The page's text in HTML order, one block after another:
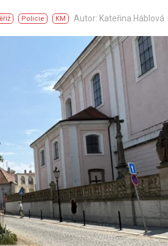
Policie KM Autor: Kateřina Háblová